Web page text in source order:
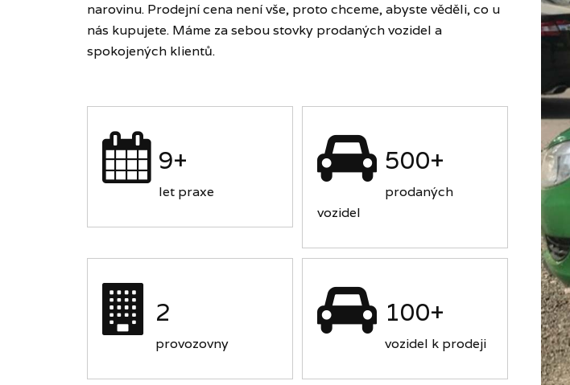
narovinu. Prodejní cena není vše, proto chceme, abyste věděli, co u
nás kupujete. Máme za sebou stovky prodaných vozidel a
spokojených klientů.
9+
let praxe
500+
prodaných
vozidel
2
provozovny
100+
vozidel k prodeji